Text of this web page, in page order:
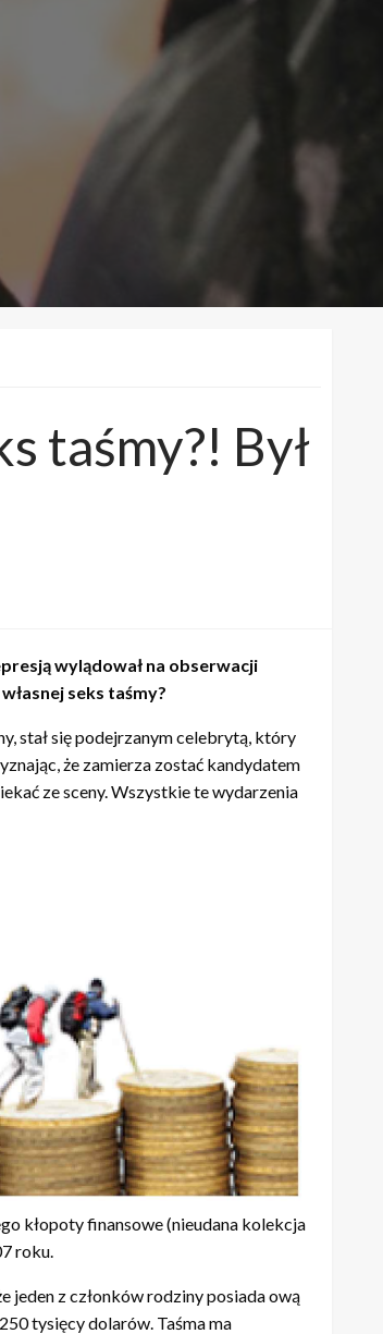
taśmy?! Był
wylądował na obserwacji
seks taśmy?
stał się podejrzanym celebrytą, który
że zamierza zostać kandydatem
ze sceny. Wszystkie te wydarzenia
kłopoty finansowe (nieudana kolekcja
roku.
jeden z członków rodziny posiada ową
tysięcy dolarów. Taśma ma